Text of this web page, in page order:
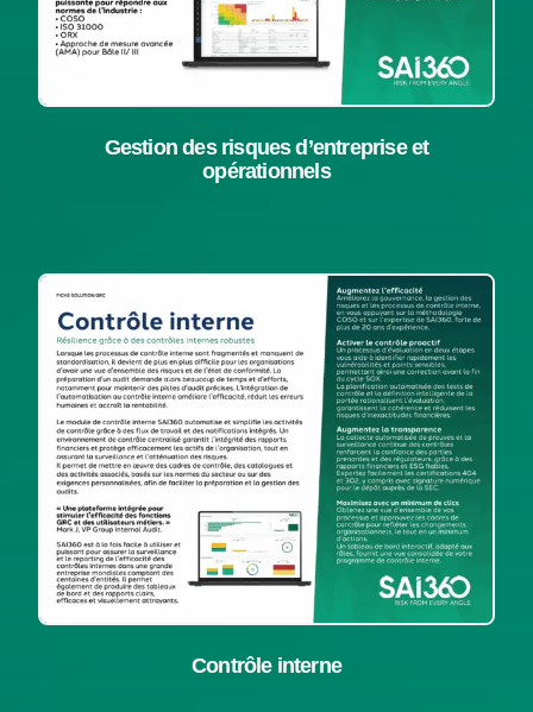
Gestion des risques d’entreprise et
opérationnels
Contrôle interne